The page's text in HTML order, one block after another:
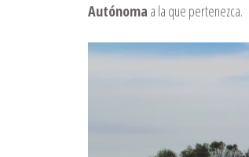
Autónoma a la que pertenezca.